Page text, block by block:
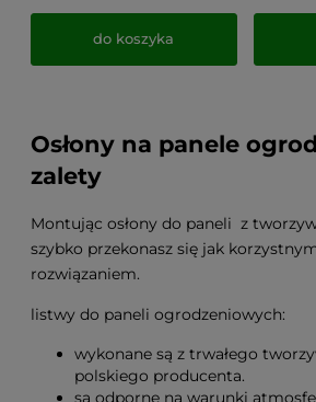
do koszyka
Osłony na panele
zalety
Montując osłony do paneli z
szybko przekonasz się jak
rozwiązaniem.
listwy do paneli ogrodzeniowych:
wykonane są z trwałego
polskiego producenta.
są odporne na warunki